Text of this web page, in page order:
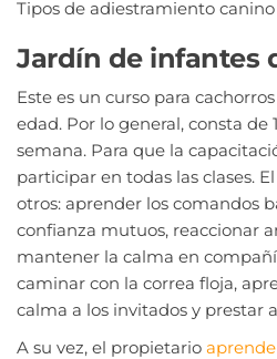
Tipos de adiestramiento canino
Jardín de infantes
Este es un curso para
edad. Por lo general, consta de
semana. Para que la
participar en todas las clases.
otros: aprender los comandos
confianza mutuos, reaccionar
mantener la calma en
caminar con la correa floja,
calma a los invitados y prestar
A su vez, el propietario